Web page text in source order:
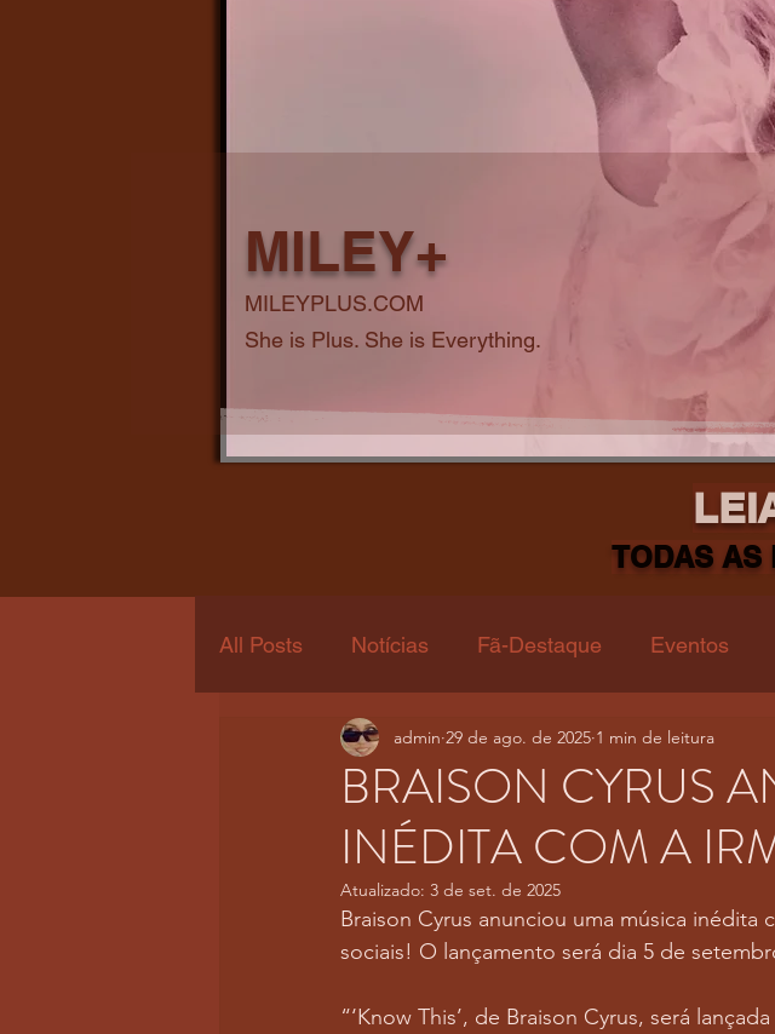
TODAS AS
All Posts Notícias Fã-Destaque Eventos
BRAISON CYRUS
INÉDITA COM A
admin 29 de ago. de 2025 1 min de leitura
Atualizado: 3 de set. de 2025
Braison Cyrus anunciou uma música inédita
sociais! O lançamento será dia 5 de
“‘Know This’, de Braison Cyrus, será
MILEY+
MILEYPLUS.COM
She is Plus. She is Everything.